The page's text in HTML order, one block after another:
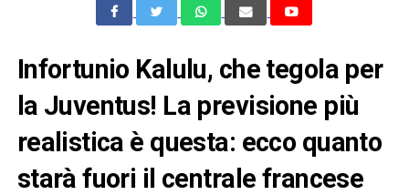
Infortunio Kalulu, che tegola per
la Juventus! La previsione più
realistica è questa: ecco quanto
starà fuori il centrale francese